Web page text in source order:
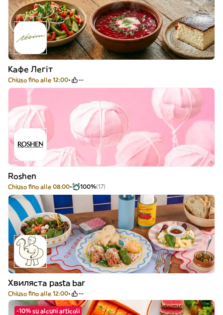
Кафе Легіт
Chiuso fino alle 12:00 --
Roshen
Chiuso fino alle 08:00 100%(17)
Хвиляста pasta bar
Chiuso fino alle 12:00 --
-10% su alcuni articoli